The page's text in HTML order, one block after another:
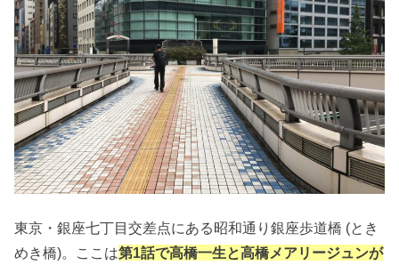
東京・銀座七丁目交差点にある昭和通り銀座歩道橋 (とき
めき橋)。ここは第1話で高橋一生と高橋メアリージュンが